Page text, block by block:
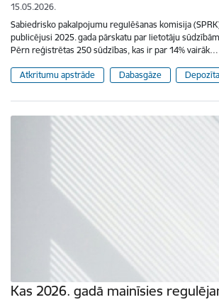
15.05.2026.
Sabiedrisko pakalpojumu regulēšanas komisija
publicējusi 2025. gada pārskatu par lietotāju
Pērn reģistrētas 250 sūdzības, kas ir par 14% vairāk…
Atkritumu apstrāde Dabasgāze
Kas 2026. gadā mainīsies